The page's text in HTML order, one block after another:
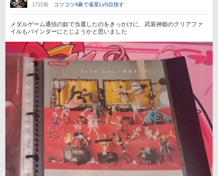
17日前 コツコツ4麻で雀星Lv5目指す
メダルゲーム通信の奴で当選したのをきっかけに、武装神姫のクリアファ
イルもバインダーにとじようかと思いました